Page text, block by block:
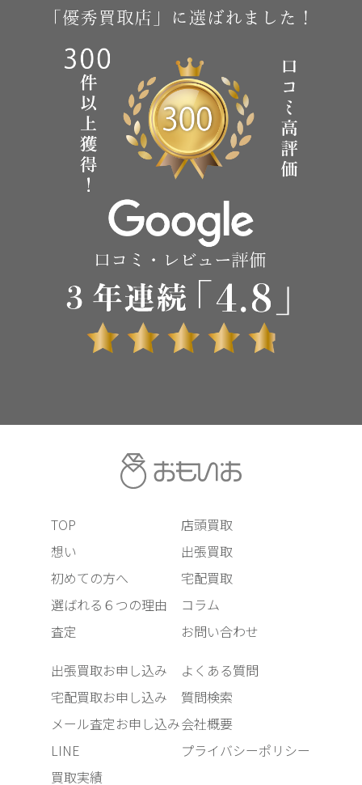
TOP
想い
初めての方へ
選ばれる６つの理由
査定
店頭買取
出張買取
宅配買取
コラム
お問い合わせ
出張買取お申し込み
宅配買取お申し込み
メール査定お申し込み
LINE
買取実績
よくある質問
質問検索
会社概要
プライバシーポリシー